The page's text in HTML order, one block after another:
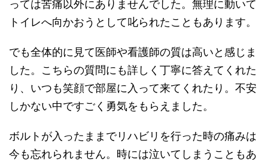
っては苦痛以外にありませんでした。無理に動いて
トイレへ向かおうとして叱られたこともあります。
でも全体的に見て医師や看護師の質は高いと感じま
した。こちらの質問にも詳しく丁寧に答えてくれた
り、いつも笑顔で部屋に入って来てくれたり。不安
しかない中ですごく勇気をもらえました。
ボルトが入ったままでリハビリを行った時の痛みは
今も忘れられません。時には泣いてしまうこともあ